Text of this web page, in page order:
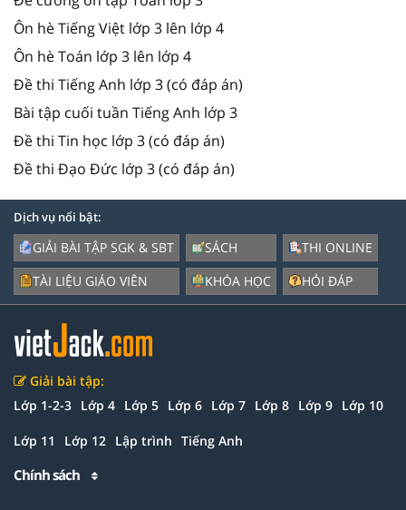
Ôn hè Tiếng Việt lớp 3 lên lớp 4
Ôn hè Toán lớp 3 lên lớp 4
Đề thi Tiếng Anh lớp 3 (có đáp án)
Bài tập cuối tuần Tiếng Anh lớp 3
Đề thi Tin học lớp 3 (có đáp án)
Đề thi Đạo Đức lớp 3 (có đáp án)
Dịch vụ nổi bật:
GIẢI BÀI TẬP SGK & SBT
TÀI LIỆU GIÁO VIÊN
SÁCH
KHÓA HỌC
THI ONLINE
HỎI ĐÁP
Giải bài tập:
Lớp 1-2-3 Lớp 4 Lớp 5 Lớp 6 Lớp 7 Lớp 8 Lớp 9 Lớp 10
Lớp 11 Lớp 12 Lập trình Tiếng Anh
Chính sách